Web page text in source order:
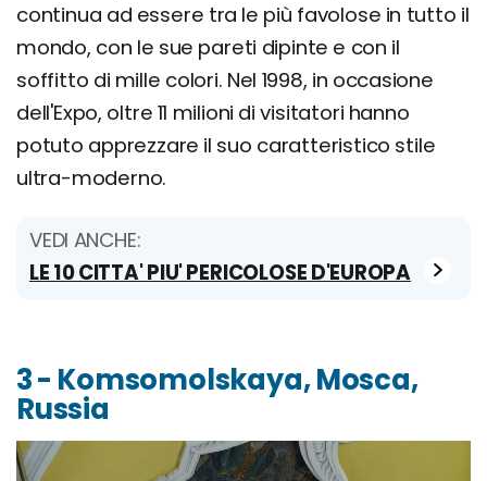
continua ad essere tra le più favolose in tutto il
mondo, con le sue pareti dipinte e con il
soffitto di mille colori. Nel 1998, in occasione
dell'Expo, oltre 11 milioni di visitatori hanno
potuto apprezzare il suo caratteristico stile
ultra-moderno.
VEDI ANCHE:
LE 10 CITTA' PIU' PERICOLOSE D'EUROPA
3 - Komsomolskaya, Mosca,
Russia